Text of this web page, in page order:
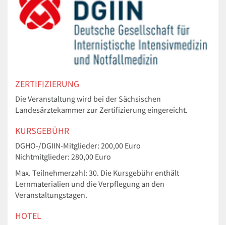
ZERTIFIZIERUNG
Die Veranstaltung wird bei der Sächsischen
Landesärztekammer zur Zertifizierung eingereicht.
KURSGEBÜHR
DGHO-/DGIIN-Mitglieder: 200,00 Euro
Nichtmitglieder: 280,00 Euro
Max. Teilnehmerzahl: 30. Die Kursgebühr enthält
Lernmaterialien und die Verpflegung an den
Veranstaltungstagen.
HOTEL